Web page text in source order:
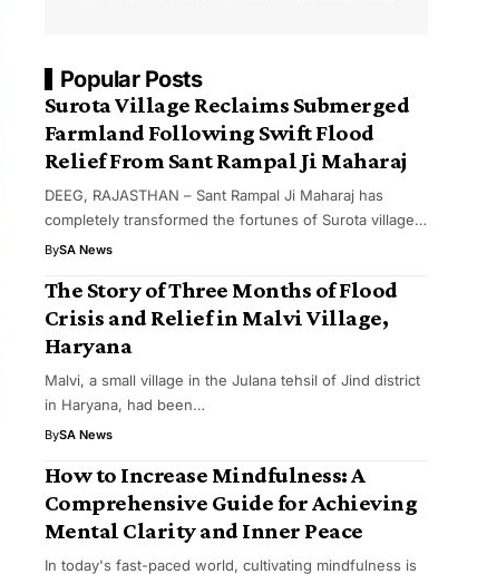
Popular Posts
Surota Village Reclaims Submerged
Farmland Following Swift Flood
Relief From Sant Rampal Ji Maharaj
DEEG, RAJASTHAN – Sant Rampal Ji Maharaj has
completely transformed the fortunes of Surota village…
BySA News
The Story of Three Months of Flood
Crisis and Relief in Malvi Village,
Haryana
Malvi, a small village in the Julana tehsil of Jind district
in Haryana, had been…
BySA News
How to Increase Mindfulness: A
Comprehensive Guide for Achieving
Mental Clarity and Inner Peace
In today's fast-paced world, cultivating mindfulness is